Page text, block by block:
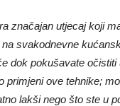
značajan utjecaj koji
svakodnevne
dok pokušavate očistiti
primjeni ove tehnike;
lakši nego što ste u